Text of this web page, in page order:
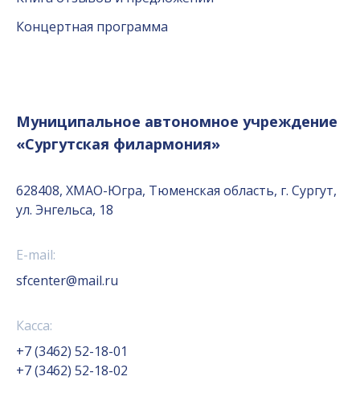
Концертная программа
Муниципальное автономное учреждение
«Сургутская филармония»
628408, ХМАО-Югра, Тюменская область, г. Сургут,
ул. Энгельса, 18
E-mail:
sfcenter@mail.ru
Касса:
+7 (3462) 52-18-01
+7 (3462) 52-18-02